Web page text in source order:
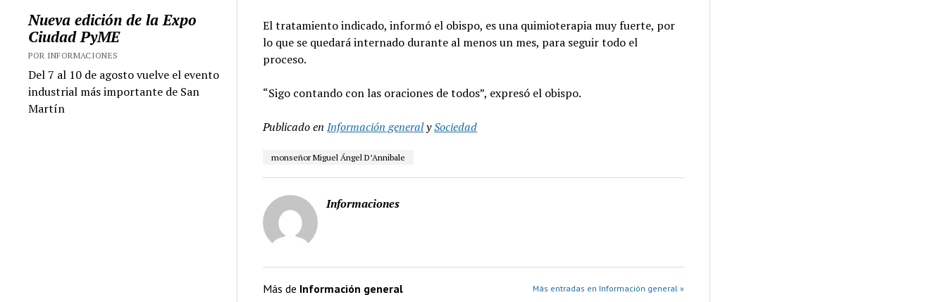
Nueva edición de la Expo
Ciudad PyME
POR INFORMACIONES
Del 7 al 10 de agosto vuelve el evento
industrial más importante de San
Martín
El tratamiento indicado, informó el obispo, es una quimioterapia muy fuerte, por
lo que se quedará internado durante al menos un mes, para seguir todo el
proceso.
“Sigo contando con las oraciones de todos”, expresó el obispo.
Publicado en Información generalySociedad
monseñor Miguel Ángel D’Annibale
Informaciones
Más de Información general Más entradas en Información general »